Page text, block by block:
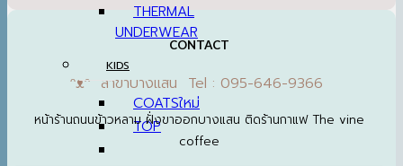
THERMAL
UNDERWEAR
KIDS
COATS
TOP
CONTACT
ᵔᴥᵔ สาขาบางแสน Tel : 095-646-9366
หน้าร้านถนนข้าวหลาม ฝั่งขาออกบางแสน ติดร้านกาแฟ The vine
coffee